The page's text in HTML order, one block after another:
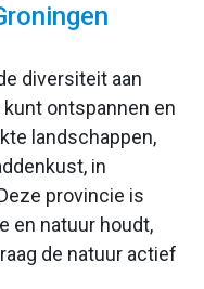
diversiteit aan
ontspannen en
landschappen,
in
provincie is
en natuur houdt,
de natuur actief